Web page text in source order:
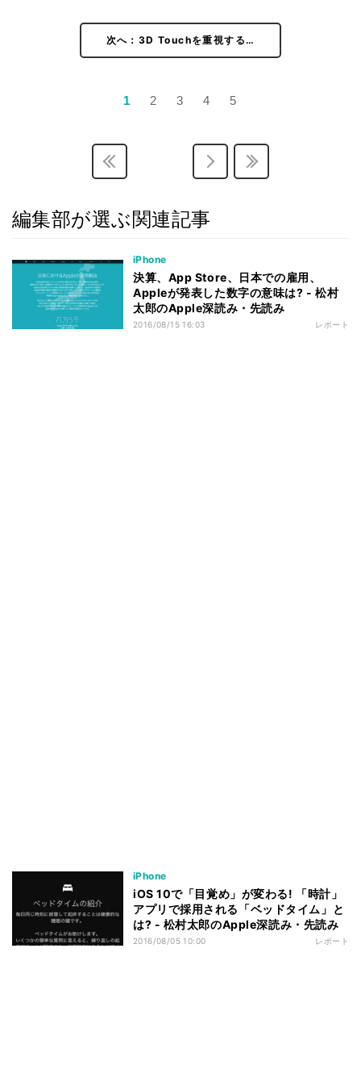
次へ：3D Touchを重視する…
1 2 3 4 5
編集部が選ぶ関連記事
iPhone
決算、App Store、日本での雇用、
Appleが発表した数字の意味は? - 松村
太郎のApple深読み・先読み
2016/08/15 16:03 レポート
iPhone
iOS 10で「目覚め」が変わる! 「時計」
アプリで採用される「ベッドタイム」と
は? - 松村太郎のApple深読み・先読み
2016/08/05 10:00 レポート